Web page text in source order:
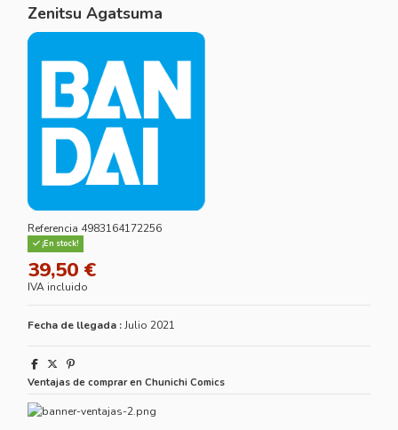
Zenitsu Agatsuma
Referencia 4983164172256
¡En stock!
39,50 €
IVA incluido
Fecha de llegada :Julio 2021
Ventajas de comprar en Chunichi Comics